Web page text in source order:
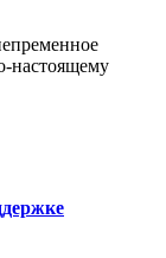
настоящему